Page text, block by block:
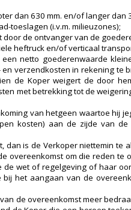
dan 630 mm. en/of langer dan
toeslagen (i.v.m. milieuzones);
de ontvanger van de
heftruck en/of verticaal
netto goederenwaarde
verzendkosten in rekening te
de Koper weigert de door
met betrekking tot de
van hetgeen waartoe hij
kosten) aan de zijde van
is de Verkoper niettemin te
overeenkomst om die reden te
wet of regelgeving of haar
het aangaan van de
de overeenkomst meer